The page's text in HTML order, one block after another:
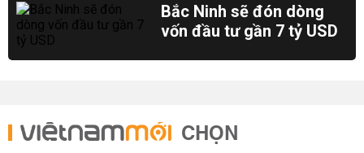
Bắc Ninh sẽ đón dòng
vốn đầu tư gần 7 tỷ USD
CHỌN